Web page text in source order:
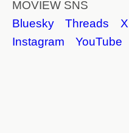
MOVIEW SNS
Bluesky
Threads
X
Instagram
YouTube